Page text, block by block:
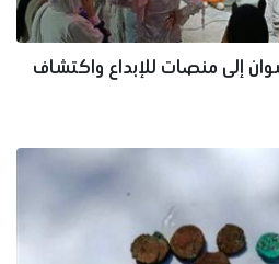
إلى منصات للإبداع واكتشاف